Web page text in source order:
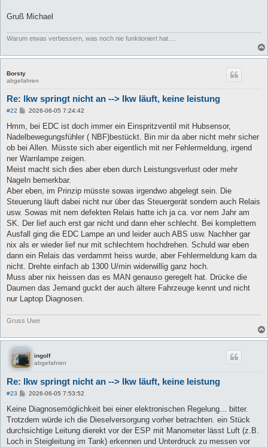
Gruß Michael
Warum etwas verbessern, was noch nie funktioniert hat....
Borsty
abgefahren
Re: lkw springt nicht an --> lkw läuft, keine leistung
#22
B
t
r
a
2026-06-05 7:24:42
Hmm, bei EDC ist doch immer ein Einspritzventil mit Hubsensor,
Nadelbewegungsfühler ( NBF)bestückt. Bin mir da aber nicht mehr sicher
ob bei Allen. Müsste sich aber eigentlich mit ner Fehlermeldung, irgend
ner Warnlampe zeigen.
Meist macht sich dies aber eben durch Leistungsverlust oder mehr
Nageln bemerkbar.
Aber eben, im Prinzip müsste sowas irgendwo abgelegt sein. Die
Steuerung läuft dabei nicht nur über das Steuergerät sondern auch Relais
usw. Sowas mit nem defekten Relais hatte ich ja ca. vor nem Jahr am
SK. Der lief auch erst gar nicht und dann eher schlecht. Bei komplettem
Ausfall ging die EDC Lampe an und leider auch ABS usw. Nachher gar
nix als er wieder lief nur mit schlechtem hochdrehen. Schuld war eben
dann ein Relais das verdammt heiss wurde, aber Fehlermeldung kam da
nicht. Drehte einfach ab 1300 U/min widerwillig ganz hoch.
Muss aber nix heissen das es MAN genauso geregelt hat. Drücke die
Daumen das Jemand guckt der auch ältere Fahrzeuge kennt und nicht
nur Laptop Diagnosen.
Gruss Uwe
ingolf
abgefahren
Re: lkw springt nicht an --> lkw läuft, keine leistung
#23
B
i
r
a
2026-06-05 7:53:52
Keine Diagnosemöglichkeit bei einer elektronischen Regelung... bitter.
Trotzdem würde ich die Dieselversorgung vorher betrachten. ein Stück
durchsichtige Leitung dierekt vor der ESP mit Manometer lässt Luft (z.B.
Loch in Steigleitung im Tank) erkennen und Unterdruck zu messen vor